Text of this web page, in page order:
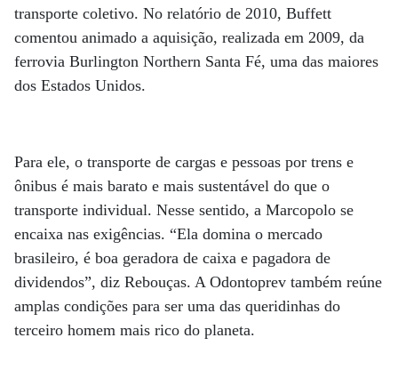
transporte coletivo. No relatório de 2010, Buffett
comentou animado a aquisição, realizada em 2009, da
ferrovia Burlington Northern Santa Fé, uma das maiores
dos Estados Unidos.
Para ele, o transporte de cargas e pessoas por trens e
ônibus é mais barato e mais sustentável do que o
transporte individual. Nesse sentido, a Marcopolo se
encaixa nas exigências. “Ela domina o mercado
brasileiro, é boa geradora de caixa e pagadora de
dividendos”, diz Rebouças. A Odontoprev também reúne
amplas condições para ser uma das queridinhas do
terceiro homem mais rico do planeta.